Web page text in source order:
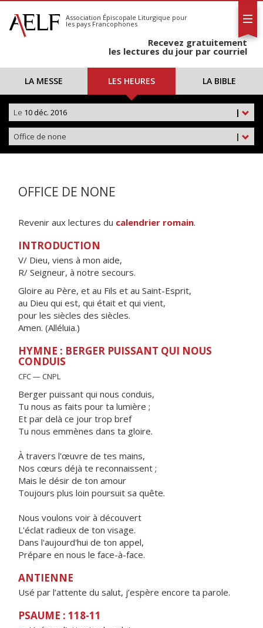
S'abonner
Calendrier
Association Épiscopale Liturgique pour
les pays Francophones
Recevez gratuitement
les lectures du jour par courriel
LA MESSE LES HEURES LA BIBLE
|
Le 10 déc. 2016
|
Office de none
OFFICE DE NONE
Revenir aux lectures du calendrier romain.
INTRODUCTION
V/ Dieu, viens à mon aide,
R/ Seigneur, à notre secours.
Gloire au Père, et au Fils et au Saint-Esprit,
au Dieu qui est, qui était et qui vient,
pour les siècles des siècles.
Amen. (Alléluia.)
HYMNE : BERGER PUISSANT QUI NOUS
CONDUIS
CFC — CNPL
Berger puissant qui nous conduis,
Tu nous as faits pour ta lumière ;
Et par delà ce jour trop bref
Tu nous emmènes dans ta gloire.
À travers l'œuvre de tes mains,
Nos cœurs déjà te reconnaissent ;
Mais le désir de ton amour
Toujours plus loin poursuit sa quête.
Nous voulons voir à découvert
L'éclat radieux de ton visage.
Dans l'aujourd'hui de ton appel,
Prépare en nous le face-à-face.
ANTIENNE
Usé par l’attente du salut, j’espère encore ta parole.
PSAUME : 118-11